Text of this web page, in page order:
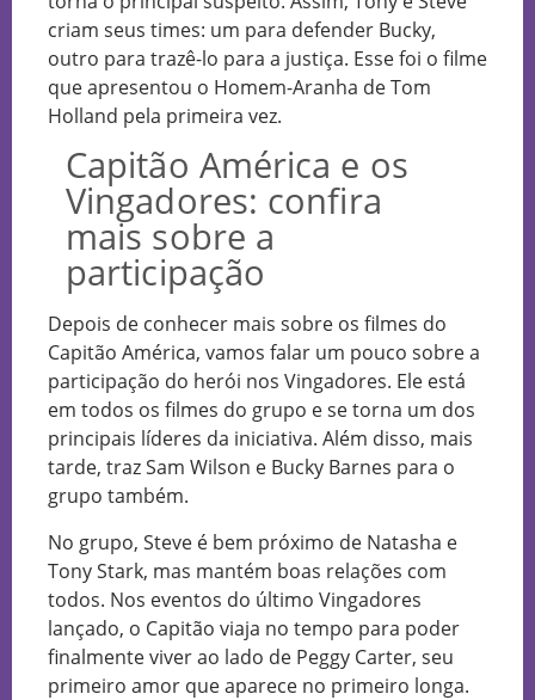
criam seus times: um para defender Bucky,
outro para trazê-lo para a justiça. Esse foi o filme
que apresentou o Homem-Aranha de Tom
Holland pela primeira vez.
Capitão América e os
Vingadores: confira
mais sobre a
participação
Depois de conhecer mais sobre os filmes do
Capitão América, vamos falar um pouco sobre a
participação do herói nos Vingadores. Ele está
em todos os filmes do grupo e se torna um dos
principais líderes da iniciativa. Além disso, mais
tarde, traz Sam Wilson e Bucky Barnes para o
grupo também.
No grupo, Steve é bem próximo de Natasha e
Tony Stark, mas mantém boas relações com
todos. Nos eventos do último Vingadores
lançado, o Capitão viaja no tempo para poder
finalmente viver ao lado de Peggy Carter, seu
primeiro amor que aparece no primeiro longa.